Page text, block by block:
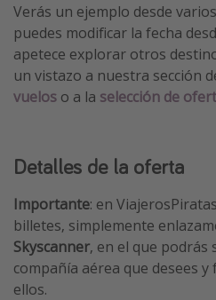
El Rey León el musical
Harry Potter en Londres y
Eventos deportivos
Verás un ejemplo desde
puedes modificar la fecha
apetece explorar otros
un vistazo a nuestra sección
vuelos o a la selección de
Detalles de la oferta
Importante: en
billetes, simplemente
Skyscanner, en el que podrás
compañía aérea que desees
ellos.